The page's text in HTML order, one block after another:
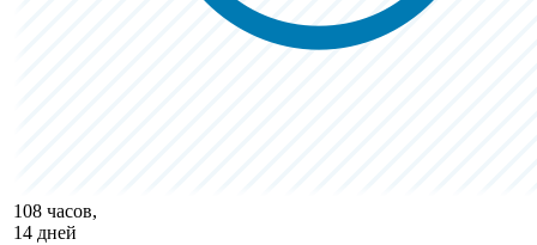
108 часов,
14 дней